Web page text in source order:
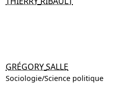
GRÉGORYSALLE
Sociologie/Science politique